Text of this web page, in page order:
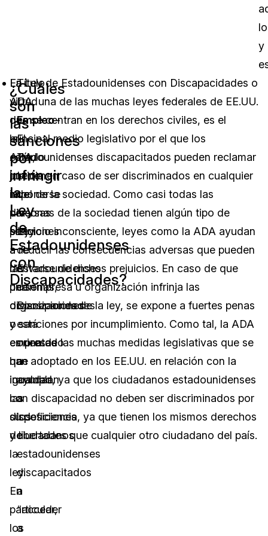
y
Título
I,
Empleo–
El
Título
I
de
la
Ley
de
Estadounidenses
con
Discapacidades
está
orientado
a
ayudar
a
los
ciudadanos
estadounidenses
discapacitados
a
“acceder
a
¿Cuáles
son
las
sanciones
por
infringir
la
Ley
de
Estadounidenses
con
Discapacidades?
En
virtud
de
la
ADA,
pueden
imponerse
diversas
sanciones
a
las
personas,
organizaciones
o
empresas
que
incumplan
las
disposiciones
de
la
ley.
En
particular,
los
La Ley de Estadounidenses con Discapacidades o
ADA, una de las muchas leyes federales de EE.UU.
que se centran en los derechos civiles, es el
principal medio legislativo por el que los
estadounidenses discapacitados pueden reclamar
justicia en caso de ser discriminados en cualquier
nivel de la sociedad. Como casi todas las
personas de la sociedad tienen algún tipo de
prejuicio inconsciente, leyes como la ADA ayudan
a reducir las consecuencias adversas que pueden
derivarse de dichos prejuicios. En caso de que
una empresa u organización infrinja las
disposiciones de la ley, se expone a fuertes penas
y sanciones por incumplimiento. Como tal, la ADA
es una de las muchas medidas legislativas que se
han adoptado en los EE.UU. en relación con la
igualdad, ya que los ciudadanos estadounidenses
con discapacidad no deben ser discriminados por
su deficiencia, ya que tienen los mismos derechos
y libertades que cualquier otro ciudadano del país.